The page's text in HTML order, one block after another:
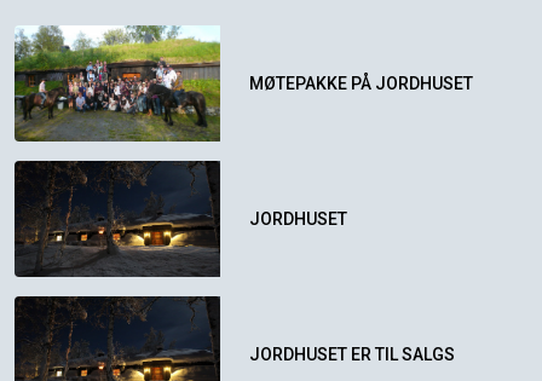
MØTEPAKKE PÅ JORDHUSET
JORDHUSET
JORDHUSET ER TIL SALGS